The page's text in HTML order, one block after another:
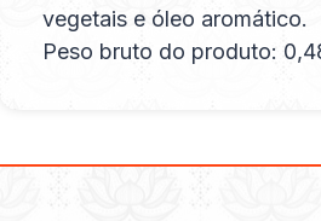
vegetais e óleo aromático.
Peso bruto do produto: